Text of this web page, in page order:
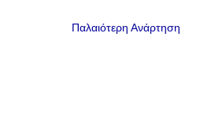
Παλαιότερη Ανάρτηση